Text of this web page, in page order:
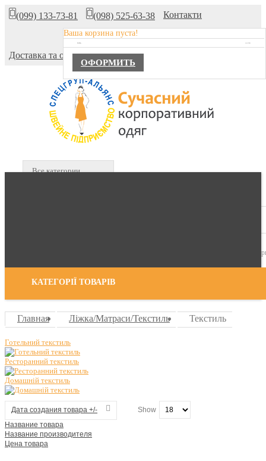
(099) 133-73-81 (098) 525-63-38
Контакти
Доставка та оплата
Все категории
0,00
Ваша корзина пуста!
ОФОРМИТЬ
КАТЕГОРІЇ ТОВАРІВ
Главная Ліжка/Матраси/Текстиль Текстиль
Готельний текстиль
Ресторанний текстиль
Домашній текстиль
Дата создания товара +/-
Название товара
Название производителя
Цена товара
Show